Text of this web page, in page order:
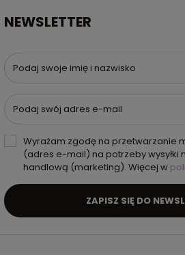
NEWSLETTER
Podaj swoje imię i nazwisko
Podaj swój adres e-mail
Wyrażam zgodę na przetwarzanie
(adres e-mail) na potrzeby wysyłki
handlową (marketing). Więcej w
ZAPISZ SIĘ DO